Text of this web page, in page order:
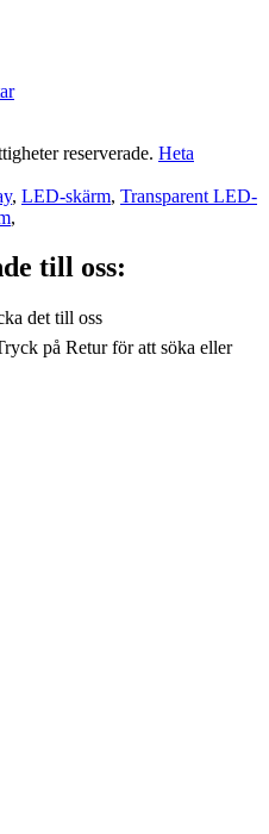
reserverade. Heta
, LED-skärm, Transparent LED-
,
till oss:
det till oss
på Retur för att söka eller